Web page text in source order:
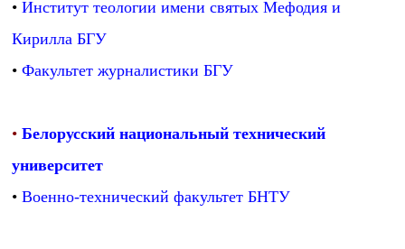
• Институт теологии имени святых Мефодия и
Кирилла БГУ
• Факультет журналистики БГУ
• Белорусский национальный технический
университет
• Военно-технический факультет БНТУ